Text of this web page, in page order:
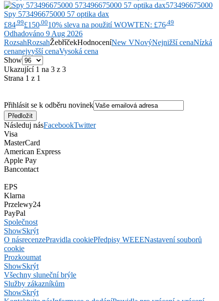
573496675000
Spy 573496675000 57 optika dax
£84 .99£150 .0010% sleva na použití WOWTEN: £76 .49
Odhadováno 9 Aug 2026
RozsahRozsahŽebříčekHodnoceníNew VNovýNejnižší cenaNízká
cenanejvyšší cenaVysoká cena
Show
Ukazující 1 na 3 z 3
Strana 1 z 1
Přihlásit se k odběru novinek
Následuj násFacebookTwitter
Visa
MasterCard
American Express
Apple Pay
Bancontact
EPS
Klarna
Przelewy24
PayPal
Společnost
ShowSkrýt
O násrecenzePravidla cookiePředpisy WEEENastavení souborů
cookie
Prozkoumat
ShowSkrýt
Všechny sluneční brýle
Služby zákazníkům
ShowSkrýt